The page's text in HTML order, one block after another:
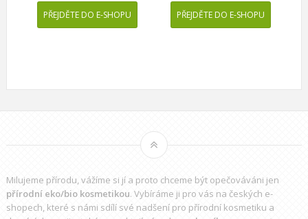
PŘEJDĚTE DO E-SHOPU PŘEJDĚTE DO E-SHOPU
Milujeme přírodu, vážíme si jí a proto chceme být opečováváni jen
přírodní eko/bio kosmetikou. Vybíráme ji pro vás na českých e-
shopech, které s námi sdílí své nadšení pro přírodní kosmetiku a